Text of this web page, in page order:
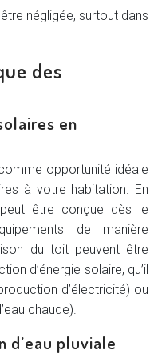
négligée, surtout dans
des
en
opportunité idéale
à votre habitation. En
être conçue dès le
de manière
du toit peuvent être
d’énergie solaire, qu’il
d’électricité) ou
chaude).
d’eau pluviale